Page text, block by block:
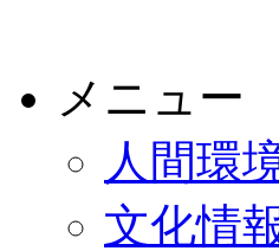
メニュー
人間環
文化情